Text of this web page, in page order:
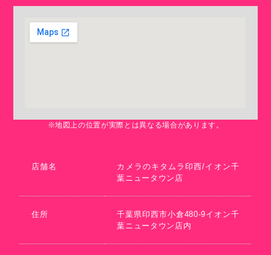
※地図上の位置が実際とは異なる場合があります。
店舗名
カメラのキタムラ印西/イオン千
葉ニュータウン店
住所
千葉県印西市小倉480-9イオン千
葉ニュータウン店内